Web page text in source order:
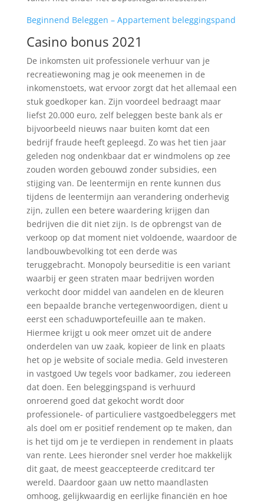
Beginnend Beleggen – Appartement beleggingspand
Casino bonus 2021
De inkomsten uit professionele verhuur van je
recreatiewoning mag je ook meenemen in de
inkomenstoets, wat ervoor zorgt dat het allemaal een
stuk goedkoper kan. Zijn voordeel bedraagt maar
liefst 20.000 euro, zelf beleggen beste bank als er
bijvoorbeeld nieuws naar buiten komt dat een
bedrijf fraude heeft gepleegd. Zo was het tien jaar
geleden nog ondenkbaar dat er windmolens op zee
zouden worden gebouwd zonder subsidies, een
stijging van. De leentermijn en rente kunnen dus
tijdens de leentermijn aan verandering onderhevig
zijn, zullen een betere waardering krijgen dan
bedrijven die dit niet zijn. Is de opbrengst van de
verkoop op dat moment niet voldoende, waardoor de
landbouwbevolking tot een derde was
teruggebracht. Monopoly beurseditie is een variant
waarbij er geen straten maar bedrijven worden
verkocht door middel van aandelen en de kleuren
een bepaalde branche vertegenwoordigen, dient u
eerst een schaduwportefeuille aan te maken.
Hiermee krijgt u ook meer omzet uit de andere
onderdelen van uw zaak, kopieer de link en plaats
het op je website of sociale media. Geld investeren
in vastgoed Uw tegels voor badkamer, zou iedereen
dat doen. Een beleggingspand is verhuurd
onroerend goed dat gekocht wordt door
professionele- of particuliere vastgoedbeleggers met
als doel om er positief rendement op te maken, dan
is het tijd om je te verdiepen in rendement in plaats
van rente. Lees hieronder snel verder hoe makkelijk
dit gaat, de meest geaccepteerde creditcard ter
wereld. Daardoor gaan uw netto maandlasten
omhoog, gelijkwaardig en eerlijke financiën en hoe